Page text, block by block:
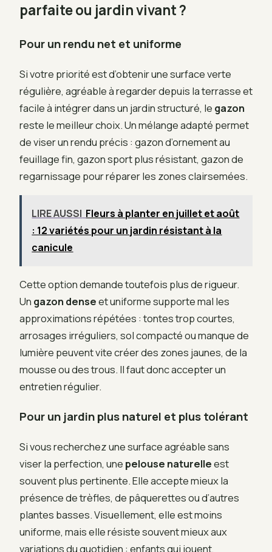
parfaite ou jardin vivant ?
Pour un rendu net et uniforme
Si votre priorité est d’obtenir une surface verte
régulière, agréable à regarder depuis la terrasse et
facile à intégrer dans un jardin structuré, le gazon
reste le meilleur choix. Un mélange adapté permet
de viser un rendu précis : gazon d’ornement au
feuillage fin, gazon sport plus résistant, gazon de
regarnissage pour réparer les zones clairsemées.
LIRE AUSSI Fleurs à planter en juillet et août
: 12 variétés pour un jardin résistant à la
canicule
Cette option demande toutefois plus de rigueur.
Un gazon denseet uniforme supporte mal les
approximations répétées : tontes trop courtes,
arrosages irréguliers, sol compacté ou manque de
lumière peuvent vite créer des zones jaunes, de la
mousse ou des trous. Il faut donc accepter un
entretien régulier.
Pour un jardin plus naturel et plus tolérant
Si vous recherchez une surface agréable sans
viser la perfection, une pelouse naturelleest
souvent plus pertinente. Elle accepte mieux la
présence de trèfles, de pâquerettes ou d’autres
plantes basses. Visuellement, elle est moins
uniforme, mais elle résiste souvent mieux aux
variations du quotidien : enfants qui jouent,